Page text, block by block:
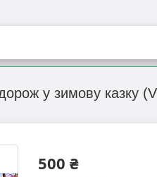
у зимову казку
500 ₴